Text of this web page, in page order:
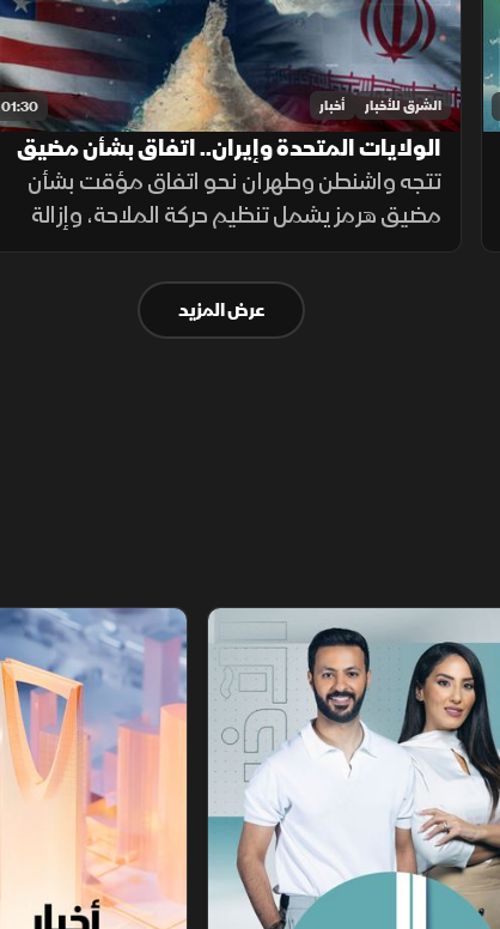
01:30 الشرق للأخبار أخبار
الولايات المتحدة وإيران.. اتفاق بشأن مضيق
هرمز
تتجه واشنطن وطهران نحو اتفاق مؤقت بشأن
مضيق هرمز يشمل تنظيم حركة الملاحة، وإزالة
الألغام، واستئناف المفاوضات النووية، مع
تخفيف العقوبات على صادرات النفط مقابل
عرض المزيد
أخبار الشرق